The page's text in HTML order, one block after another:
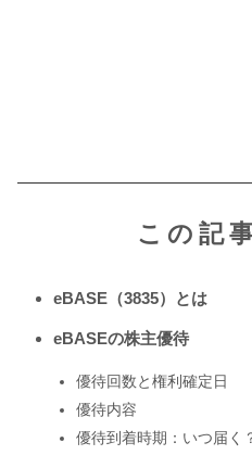
この記
eBASE（3835）とは
eBASEの株主優待
優待回数と権利確定日
優待内容
優待到着時期：いつ届く